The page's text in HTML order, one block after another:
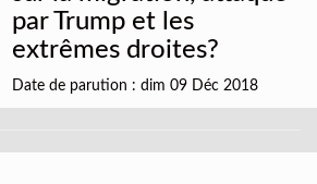
par Trump et les
extrêmes droites?
Date de parution : dim 09 Déc 2018